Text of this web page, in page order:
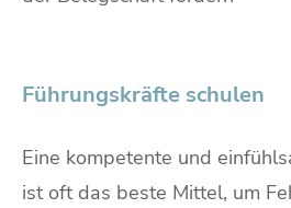
Führungskräfte schulen
Eine kompetente und
ist oft das beste Mittel, um